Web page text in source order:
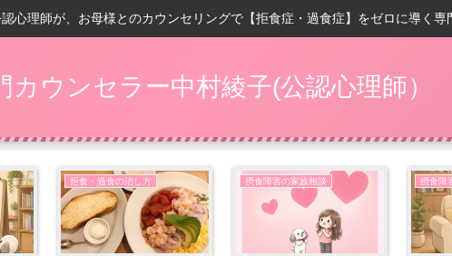
心理師が、お母様とのカウンセリングで【拒食症・過食症】をゼロに導く専
カウンセラー中村綾子(公認心理師）
拒食・過食の治し方 摂食障害の家族相談 摂食障